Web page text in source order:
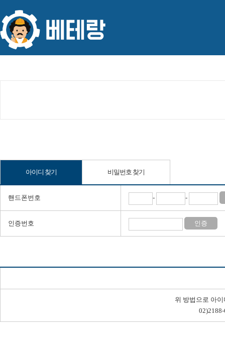
아이디 찾기 비밀번호 찾기
핸드폰번호 - -
인증번호 인증
위 방법으로 아